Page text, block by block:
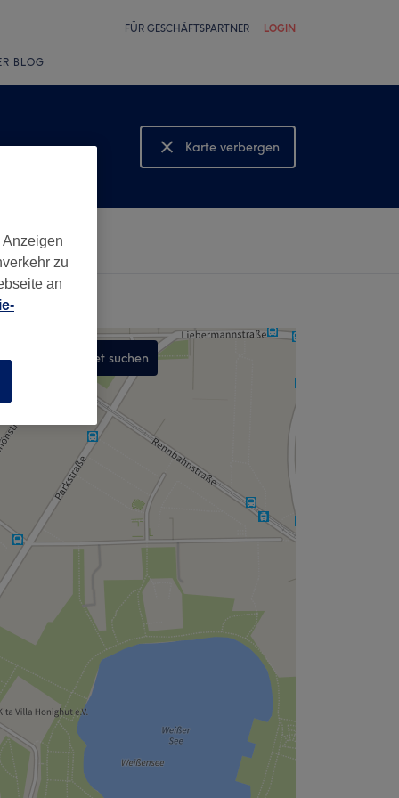
FÜR GESCHÄFTSPARTNER LOGIN
BLOG
Karte verbergen
Karte anzeigen
In diesem Gebiet suchen
zu
an